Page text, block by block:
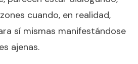
cuando, en realidad,
sí mismas manifestándose
ajenas.